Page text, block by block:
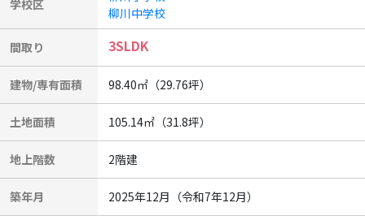
学校区
柳川中学校
間取り 3SLDK
建物/専有面積 98.40㎡（29.76坪）
土地面積 105.14㎡（31.8坪）
地上階数 2階建
築年月 2025年12月（令和7年12月）